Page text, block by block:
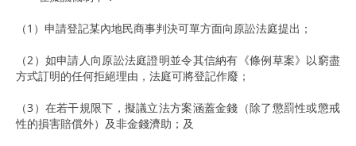
（1）申請登記某內地民商事判決可單方面向原訟法庭提出；
（2）如申請人向原訟法庭證明並令其信納有《條例草案》以窮盡
方式訂明的任何拒絕理由，法庭可將登記作廢；
（3）在若干規限下，擬議立法方案涵蓋金錢（除了懲罰性或懲戒
性的損害賠償外）及非金錢濟助；及